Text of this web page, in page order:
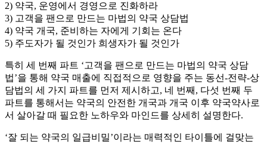
2) 약국, 운영에서 경영으로 진화하라
3) 고객을 팬으로 만드는 마법의 약국 상담법
4) 약국 개국, 준비하는 자에게 기회는 온다
5) 주도자가 될 것인가 희생자가 될 것인가
특히 세 번째 파트 ‘고객을 팬으로 만드는 마법의 약국 상담
법’을 통해 약국 매출에 직접적으로 영향을 주는 동선-전략-상
담법의 세 가지 파트를 먼저 제시하고, 네 번째, 다섯 번째 두
파트를 통해서는 약국의 안전한 개국과 개국 이후 약국약사로
서 살아갈 때 필요한 노하우와 마인드를 상세히 설명한다.
‘잘 되는 약국의 일급비밀’이라는 매력적인 타이틀에 걸맞는